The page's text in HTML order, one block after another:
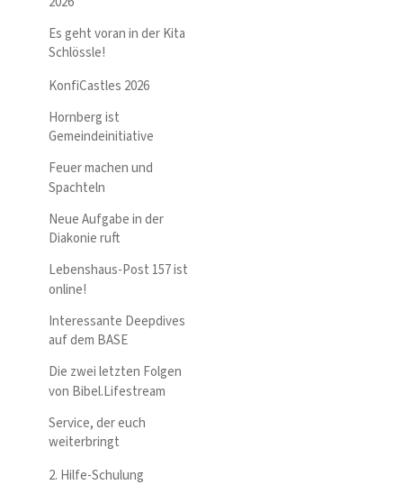
Es geht voran in der Kita
Schlössle!
KonfiCastles 2026
Hornberg ist
Gemeindeinitiative
Feuer machen und
Spachteln
Neue Aufgabe in der
Diakonie ruft
Lebenshaus-Post 157 ist
online!
Interessante Deepdives
auf dem BASE
Die zwei letzten Folgen
von Bibel.Lifestream
Service, der euch
weiterbringt
2. Hilfe-Schulung